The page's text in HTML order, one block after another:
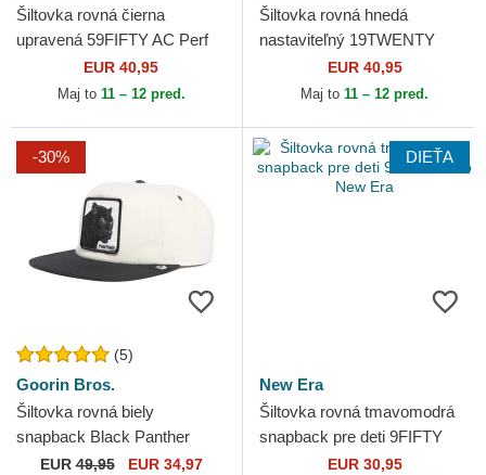
Šiltovka rovná čierna
upravená 59FIFTY AC Perf
San Francisco Giants MLB
New Era
EUR 40,95
Maj to 11 – 12 pred.
Šiltovka rovná hnedá
nastaviteľný 19TWENTY
Outdoor Graphic New Era
EUR 40,95
Maj to 11 – 12 pred.
-30%
(5)
Goorin Bros.
Šiltovka rovná biely
snapback Black Panther
Stealth Explorer The Farm
EUR49,95 EUR 34,97
DIEŤA
New Era
Šiltovka rovná tmavomodrá
snapback pre deti 9FIFTY
Dino New EraEUR 30,95